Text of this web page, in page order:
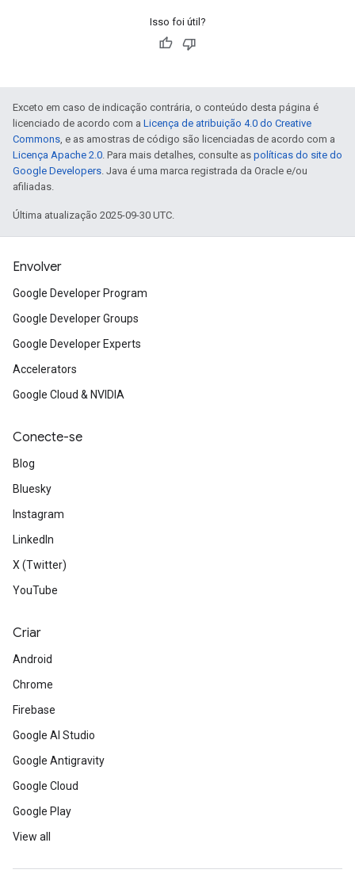
Isso foi útil?
Exceto em caso de indicação contrária, o conteúdo desta página é
licenciado de acordo com a Licença de atribuição 4.0 do Creative
Commons, e as amostras de código são licenciadas de acordo com a
Licença Apache 2.0. Para mais detalhes, consulte as políticas do site do
Google Developers. Java é uma marca registrada da Oracle e/ou
afiliadas.
Última atualização 2025-09-30 UTC.
Envolver
Google Developer Program
Google Developer Groups
Google Developer Experts
Accelerators
Google Cloud & NVIDIA
Conecte-se
Blog
Bluesky
Instagram
LinkedIn
X (Twitter)
YouTube
Criar
Android
Chrome
Firebase
Google AI Studio
Google Antigravity
Google Cloud
Google Play
View all